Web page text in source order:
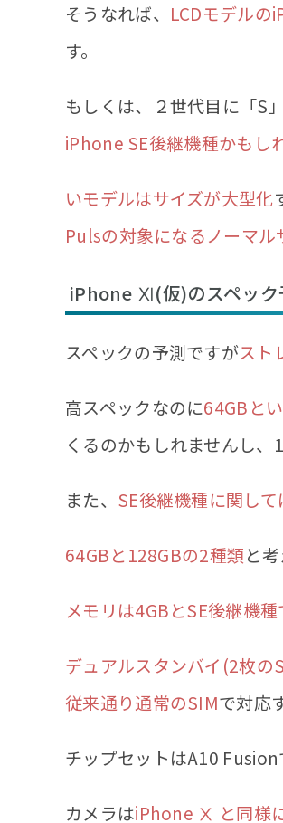
そうなれば、 LCDモデルの
す。
もしくは、２世代目に「S
iPhone SE後継機種かもし
いモデルはサイズが大型化
Pulsの対象になるノーマル
iPhone Ⅺ(仮)のスペック
スペックの予測ですがスト
高スペックなのに64GBと
くるのかもしれませんし、
また、 SE後継機種に関し
64GBと128GBの2種類と考
メモリは4GBとSE後継機種
デュアルスタンバイ(2枚の
従来通り通常のSIMで対応
チップセットはA10 Fusion
カメラはiPhone Ⅹ と同様